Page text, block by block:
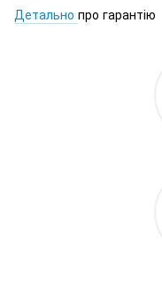
Детально про гарантію